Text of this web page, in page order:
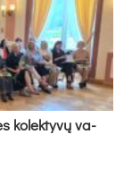
ko­lek­ty­vų va­